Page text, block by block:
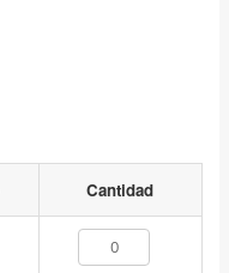
Cantidad